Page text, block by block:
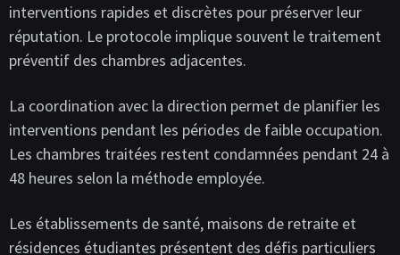
interventions rapides et discrètes pour préserver leur
réputation. Le protocole implique souvent le traitement
préventif des chambres adjacentes.
La coordination avec la direction permet de planifier les
interventions pendant les périodes de faible occupation.
Les chambres traitées restent condamnées pendant 24 à
48 heures selon la méthode employée.
Les établissements de santé, maisons de retraite et
résidences étudiantes présentent des défis particuliers